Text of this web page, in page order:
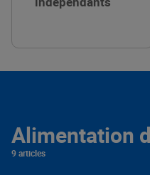
Alimentation
9 articles